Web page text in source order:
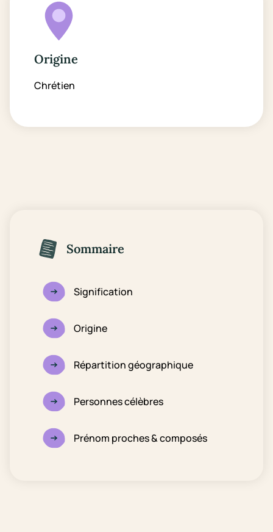
Origine
Chrétien
Sommaire
Signification
Origine
Répartition géographique
Personnes célèbres
Prénom proches & composés